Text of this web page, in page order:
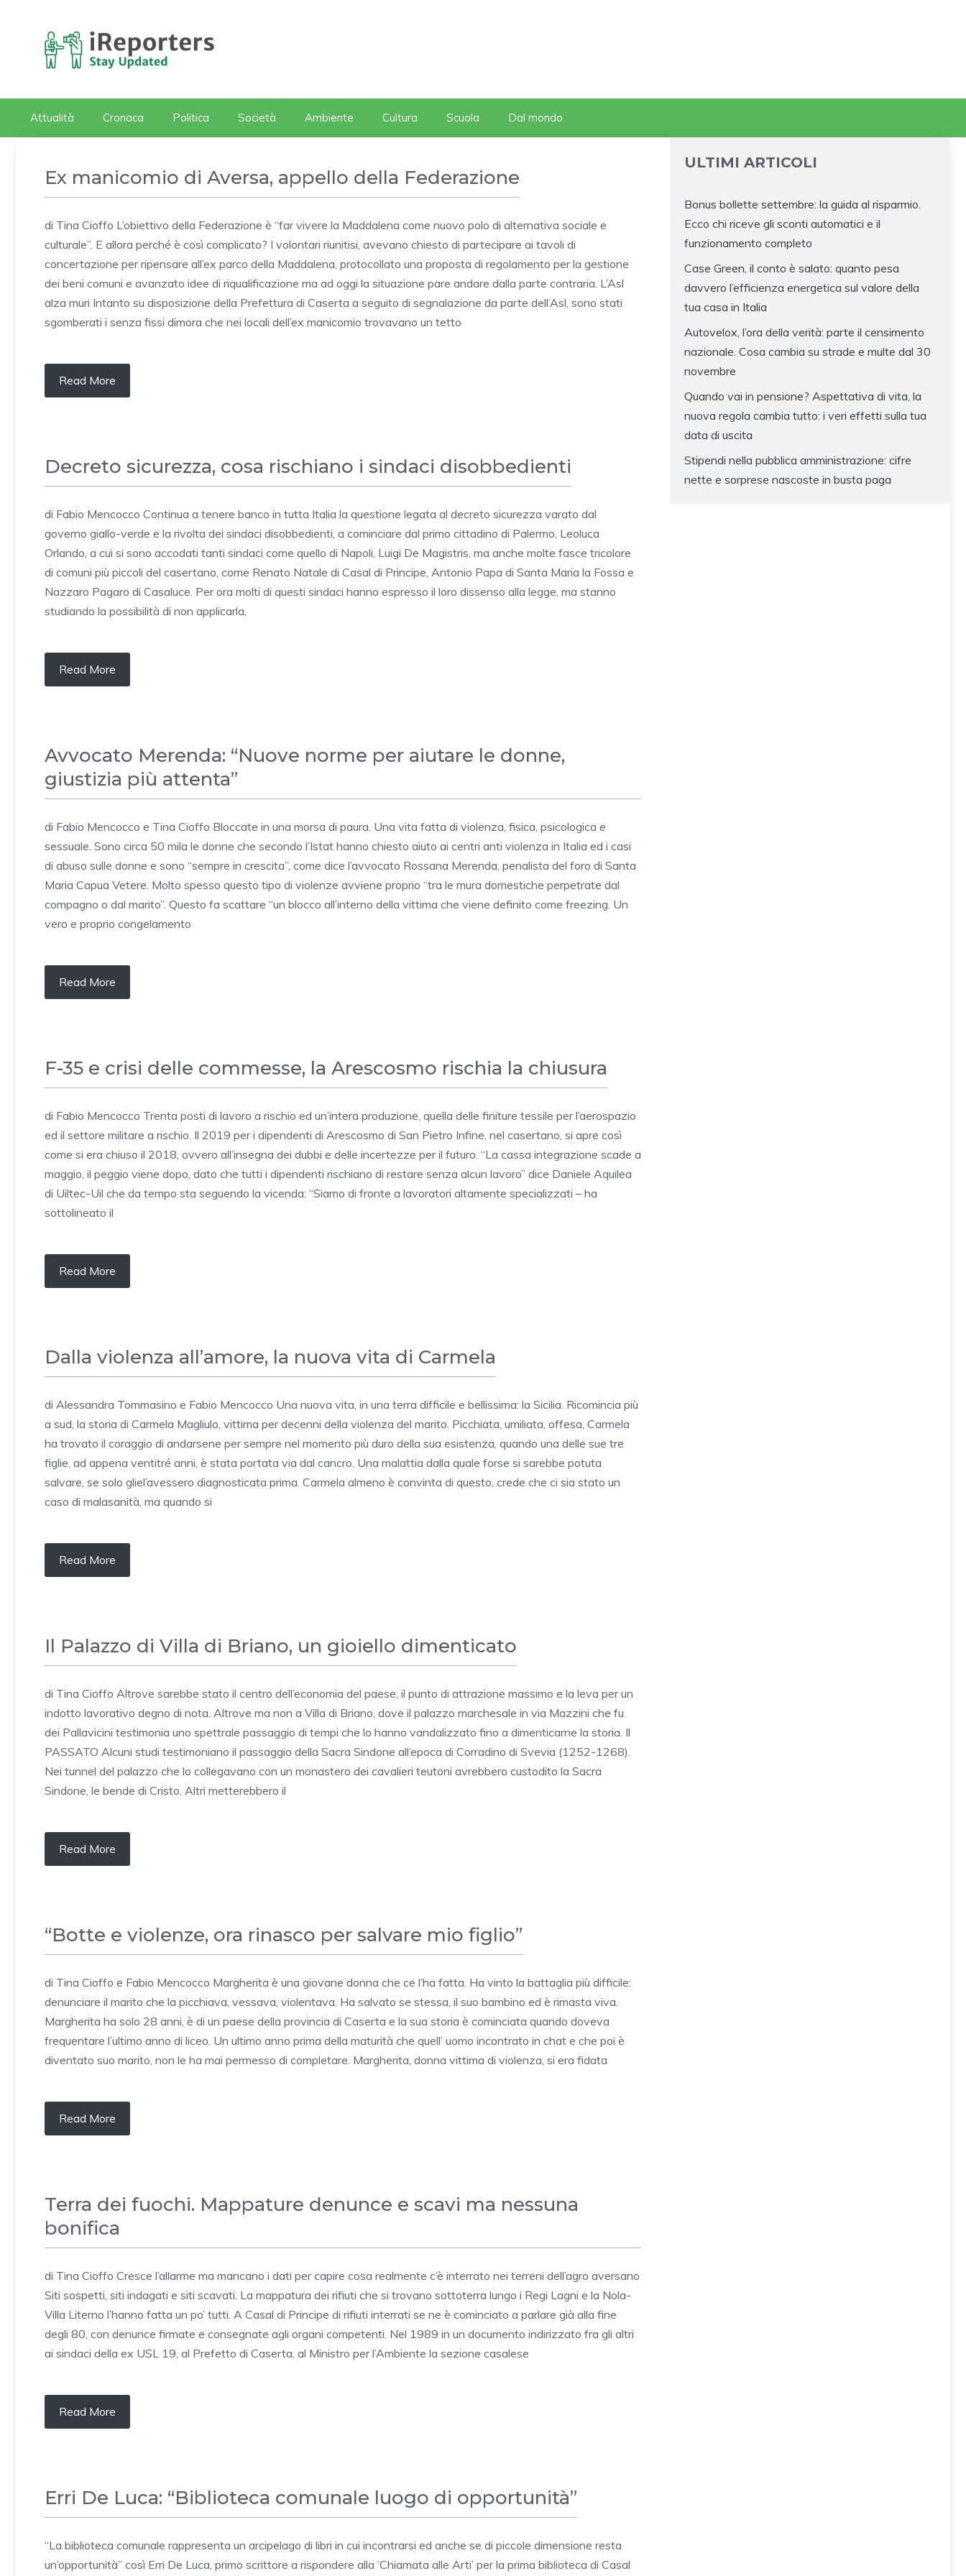
contenuto
Attualità Cronaca Politica Società Ambiente Cultura Scuola Dal mondo
Ex manicomio di Aversa, appello della Federazione
di Tina Cioffo L’obiettivo della Federazione è “far vivere la Maddalena come nuovo polo di alternativa sociale e
culturale”. E allora perché è così complicato? I volontari riunitisi, avevano chiesto di partecipare ai tavoli di
concertazione per ripensare all’ex parco della Maddalena, protocollato una proposta di regolamento per la gestione
dei beni comuni e avanzato idee di riqualificazione ma ad oggi la situazione pare andare dalla parte contraria. L’Asl
alza muri Intanto su disposizione della Prefettura di Caserta a seguito di segnalazione da parte dell’Asl, sono stati
sgomberati i senza fissi dimora che nei locali dell’ex manicomio trovavano un tetto
Read More
Decreto sicurezza, cosa rischiano i sindaci disobbedienti
di Fabio Mencocco Continua a tenere banco in tutta Italia la questione legata al decreto sicurezza varato dal
governo giallo-verde e la rivolta dei sindaci disobbedienti, a cominciare dal primo cittadino di Palermo, Leoluca
Orlando, a cui si sono accodati tanti sindaci come quello di Napoli, Luigi De Magistris, ma anche molte fasce tricolore
di comuni più piccoli del casertano, come Renato Natale di Casal di Principe, Antonio Papa di Santa Maria la Fossa e
Nazzaro Pagaro di Casaluce. Per ora molti di questi sindaci hanno espresso il loro dissenso alla legge, ma stanno
studiando la possibilità di non applicarla,
Read More
Avvocato Merenda: “Nuove norme per aiutare le donne,
giustizia più attenta”
di Fabio Mencocco e Tina Cioffo Bloccate in una morsa di paura. Una vita fatta di violenza, fisica, psicologica e
sessuale. Sono circa 50 mila le donne che secondo l’Istat hanno chiesto aiuto ai centri anti violenza in Italia ed i casi
di abuso sulle donne e sono “sempre in crescita”, come dice l’avvocato Rossana Merenda, penalista del foro di Santa
Maria Capua Vetere. Molto spesso questo tipo di violenze avviene proprio “tra le mura domestiche perpetrate dal
compagno o dal marito”. Questo fa scattare “un blocco all’interno della vittima che viene definito come freezing. Un
vero e proprio congelamento
Read More
F-35 e crisi delle commesse, la Arescosmo rischia la chiusura
di Fabio Mencocco Trenta posti di lavoro a rischio ed un’intera produzione, quella delle finiture tessile per l’aerospazio
ed il settore militare a rischio. Il 2019 per i dipendenti di Arescosmo di San Pietro Infine, nel casertano, si apre così
come si era chiuso il 2018, ovvero all’insegna dei dubbi e delle incertezze per il futuro. “La cassa integrazione scade a
maggio, il peggio viene dopo, dato che tutti i dipendenti rischiano di restare senza alcun lavoro” dice Daniele Aquilea
di Uiltec-Uil che da tempo sta seguendo la vicenda: “Siamo di fronte a lavoratori altamente specializzati – ha
sottolineato il
Read More
Dalla violenza all’amore, la nuova vita di Carmela
di Alessandra Tommasino e Fabio Mencocco Una nuova vita, in una terra difficile e bellissima: la Sicilia. Ricomincia più
a sud, la storia di Carmela Magliulo, vittima per decenni della violenza del marito. Picchiata, umiliata, offesa, Carmela
ha trovato il coraggio di andarsene per sempre nel momento più duro della sua esistenza, quando una delle sue tre
figlie, ad appena ventitré anni, è stata portata via dal cancro. Una malattia dalla quale forse si sarebbe potuta
salvare, se solo gliel’avessero diagnosticata prima. Carmela almeno è convinta di questo, crede che ci sia stato un
caso di malasanità, ma quando si
Read More
Il Palazzo di Villa di Briano, un gioiello dimenticato
di Tina Cioffo Altrove sarebbe stato il centro dell’economia del paese, il punto di attrazione massimo e la leva per un
indotto lavorativo degno di nota. Altrove ma non a Villa di Briano, dove il palazzo marchesale in via Mazzini che fu
dei Pallavicini testimonia uno spettrale passaggio di tempi che lo hanno vandalizzato fino a dimenticarne la storia. Il
PASSATO Alcuni studi testimoniano il passaggio della Sacra Sindone all’epoca di Corradino di Svevia (1252-1268).
Nei tunnel del palazzo che lo collegavano con un monastero dei cavalieri teutoni avrebbero custodito la Sacra
Sindone, le bende di Cristo. Altri metterebbero il
Read More
“Botte e violenze, ora rinasco per salvare mio figlio”
di Tina Cioffo e Fabio Mencocco Margherita è una giovane donna che ce l’ha fatta. Ha vinto la battaglia più difficile:
denunciare il marito che la picchiava, vessava, violentava. Ha salvato se stessa, il suo bambino ed è rimasta viva.
Margherita ha solo 28 anni, è di un paese della provincia di Caserta e la sua storia è cominciata quando doveva
frequentare l’ultimo anno di liceo. Un ultimo anno prima della maturità che quell’ uomo incontrato in chat e che poi è
diventato suo marito, non le ha mai permesso di completare. Margherita, donna vittima di violenza, si era fidata
Read More
Terra dei fuochi. Mappature denunce e scavi ma nessuna
bonifica
di Tina Cioffo Cresce l’allarme ma mancano i dati per capire cosa realmente c’è interrato nei terreni dell’agro aversano
Siti sospetti, siti indagati e siti scavati. La mappatura dei rifiuti che si trovano sottoterra lungo i Regi Lagni e la Nola-
Villa Literno l’hanno fatta un po’ tutti. A Casal di Principe di rifiuti interrati se ne è cominciato a parlare già alla fine
degli 80, con denunce firmate e consegnate agli organi competenti. Nel 1989 in un documento indirizzato fra gli altri
ai sindaci della ex USL 19, al Prefetto di Caserta, al Ministro per l’Ambiente la sezione casalese
Read More
Erri De Luca: “Biblioteca comunale luogo di opportunità”
“La biblioteca comunale rappresenta un arcipelago di libri in cui incontrarsi ed anche se di piccole dimensione resta
un’opportunità” così Erri De Luca, primo scrittore a rispondere alla ‘Chiamata alle Arti’ per la prima biblioteca di Casal
ULTIMI ARTICOLI
Bonus bollette settembre: la guida al risparmio.
Ecco chi riceve gli sconti automatici e il
funzionamento completo
Case Green, il conto è salato: quanto pesa
davvero l’efficienza energetica sul valore della
tua casa in Italia
Autovelox, l’ora della verità: parte il censimento
nazionale. Cosa cambia su strade e multe dal 30
novembre
Quando vai in pensione? Aspettativa di vita, la
nuova regola cambia tutto: i veri effetti sulla tua
data di uscita
Stipendi nella pubblica amministrazione: cifre
nette e sorprese nascoste in busta paga